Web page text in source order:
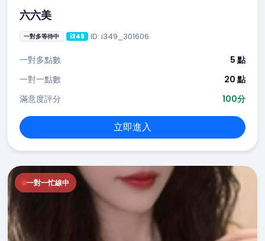
六六美
一對多等待中 i349 ID: i349_301606
一對多點數
5 點
一對一點數
20 點
滿意度評分
100分
立即進入
一對一忙線中